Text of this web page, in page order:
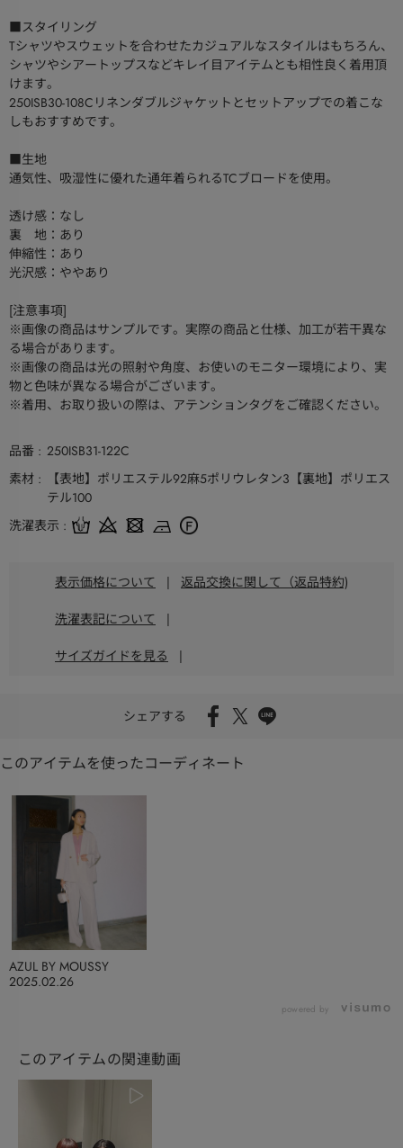
■スタイリング
Tシャツやスウェットを合わせたカジュアルなスタイルはもちろん、
シャツやシアートップスなどキレイ目アイテムとも相性良く着用頂
けます。
250ISB30-108Cリネンダブルジャケットとセットアップでの着こな
しもおすすめです。
■生地
通気性、吸湿性に優れた通年着られるTCブロードを使用。
透け感：なし
裏 地：あり
伸縮性：あり
光沢感：ややあり
[注意事項]
※画像の商品はサンプルです。実際の商品と仕様、加工が若干異な
る場合があります。
※画像の商品は光の照射や角度、お使いのモニター環境により、実
物と色味が異なる場合がございます。
※着用、お取り扱いの際は、アテンションタグをご確認ください。
品番
250ISB31-122C
素材
【表地】ポリエステル92麻5ポリウレタン3【裏地】ポリエス
テル100
洗濯表示
表示価格について | 返品交換に関して（返品特約)
洗濯表記について |
サイズガイドを見る |
シェアする
このアイテムを使ったコーディネート
2025.02.26
AZUL BY MOUSSY
powered by
このアイテムの関連動画